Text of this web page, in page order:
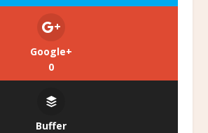
Google+
0
Buffer